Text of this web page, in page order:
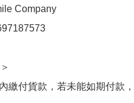
Company
繳付貨款，若未能如期付款